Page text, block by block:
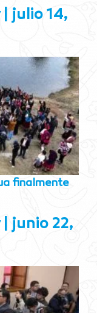
julio 14,
finalmente
junio 22,